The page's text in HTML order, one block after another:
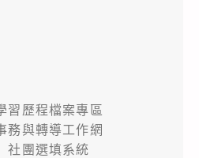
習歷程檔案專區
務與轉導工作網
社團選填系統